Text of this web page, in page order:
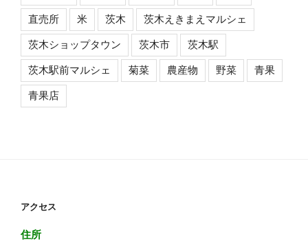
直売所 米 茨木 茨木えきまえマルシェ
茨木ショップタウン 茨木市 茨木駅
茨木駅前マルシェ 菊菜 農産物 野菜 青果
青果店
アクセス
住所